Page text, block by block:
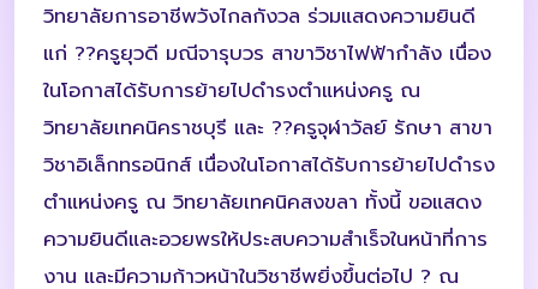
วิทยาลัยการอาชีพวังไกลกังวล ร่วมแสดงความยินดี
แก่ ?‍?ครูยุวดี มณีจารุบวร สาขาวิชาไฟฟ้ากำลัง เนื่อง
ในโอกาสได้รับการย้ายไปดำรงตำแหน่งครู ณ
วิทยาลัยเทคนิคราชบุรี และ ?‍?ครูจุฬาวัลย์ รักษา สาขา
วิชาอิเล็กทรอนิกส์ เนื่องในโอกาสได้รับการย้ายไปดำรง
ตำแหน่งครู ณ วิทยาลัยเทคนิคสงขลา ทั้งนี้ ขอแสดง
ความยินดีและอวยพรให้ประสบความสำเร็จในหน้าที่การ
งาน และมีความก้าวหน้าในวิชาชีพยิ่งขึ้นต่อไป ? ณ